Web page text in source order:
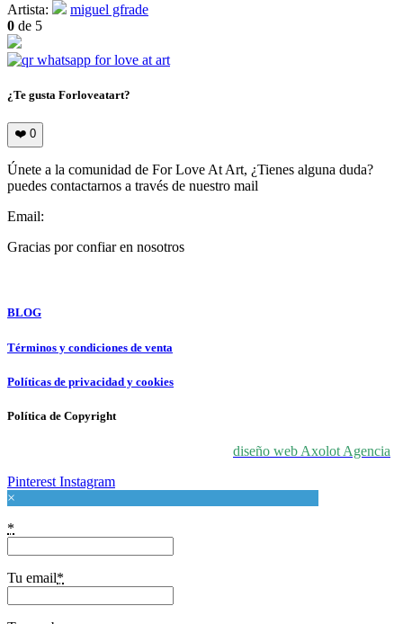
Artista:
miguel gfrade
0 de 5
¿Te gusta Forloveatart?
❤️ 0
Únete a la comunidad de For Love At Art, ¿Tienes alguna duda?
puedes contactarnos a través de nuestro mail
Email:
Gracias por confiar en nosotros
BLOG
Términos y condiciones de venta
Políticas de privacidad y cookies
Política de Copyright
diseño web Axolot Agencia
Pinterest Instagram
×
*
Tu email*